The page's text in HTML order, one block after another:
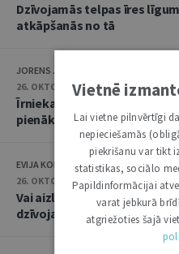
Dzīvojamās telpas īres
atkāpšanās no tā
JORENS JAUNOZOLS
26. OKTOBRIS 2021
Īrnieka un mājoklī iemitināto
pienākumi
EVIJA KOLBERGA
26. OKTOBRIS 2021
Vai aizliegums izīrētājam
dzīvojamo telpu ir absolūts
Vietnē
Lai vietne pilnvērtīgi
nepieciešamās
piekrišanu var tikt
statistikas, sociālo
Papildinformācijai
varat jebkurā
atgriežoties šajā